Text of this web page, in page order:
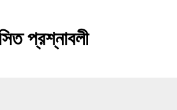
প্রশ্নাবলী